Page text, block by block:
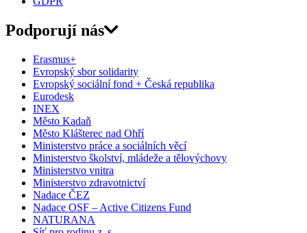
Podporují nás
Erasmus+
Evropský sbor solidarity
Evropský sociální fond + Česká republika
Eurodesk
INEX
Město Kadaň
Město Klášterec nad Ohří
Ministerstvo práce a sociálních věcí
Ministerstvo školství, mládeže a tělovýchovy
Ministerstvo vnitra
Ministerstvo zdravotnictví
Nadace ČEZ
Nadace OSF – Active Citizens Fund
NATURANA